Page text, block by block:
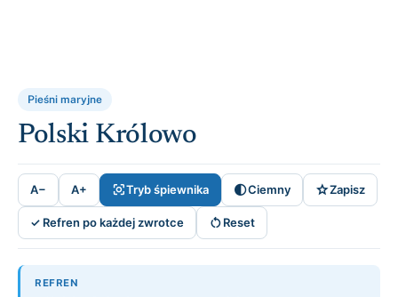
Pieśni maryjne
Polski Królowo
A− A+ Tryb śpiewnika Ciemny Zapisz
✓ Refren po każdej zwrotce Reset
REFREN